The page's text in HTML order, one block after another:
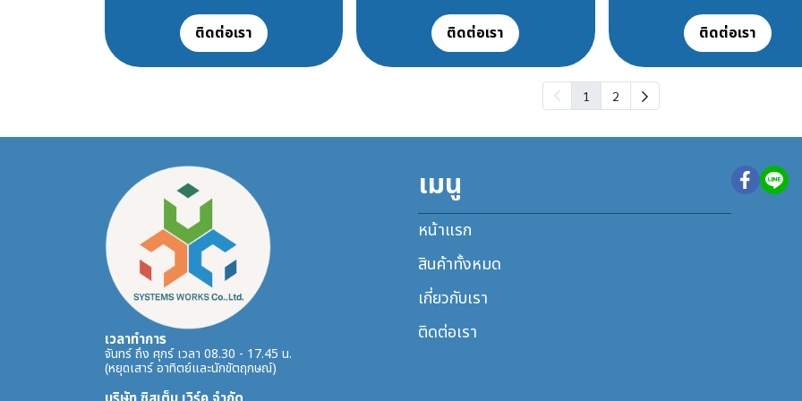
ติดต่อเรา ติดต่อเรา ติดต่อเรา
1 2
เวลาทำการ
จันทร์ ถึง ศุกร์ เวลา 08.30 - 17.45 น.
(หยุดเสาร์ อาทิตย์และนักขัตฤกษณ์)
เมนู
หน้าแรก
สินค้าทั้งหมด
เกี่ยวกับเรา
ติดต่อเรา